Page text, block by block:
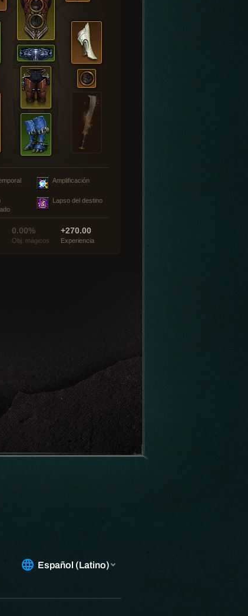
Amplificación
Lapso del destino
0.00%
Obj. mágicos
+270.00
Experiencia